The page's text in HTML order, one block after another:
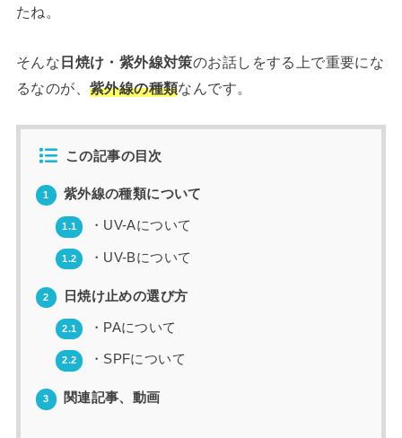
たね。
そんな 日焼け・紫外線対策のお話しをする上で重要にな
るなのが、 紫外線の種類なんです。
この記事の目次
1 紫外線の種類について
1.1 ・UV-Aについて
1.2 ・UV-Bについて
2 日焼け止めの選び方
2.1 ・PAについて
2.2 ・SPFについて
3 関連記事、動画